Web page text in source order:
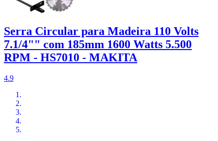
Serra Circular para Madeira 110 Volts
7.1/4"" com 185mm 1600 Watts 5.500
RPM - HS7010 - MAKITA
4.9